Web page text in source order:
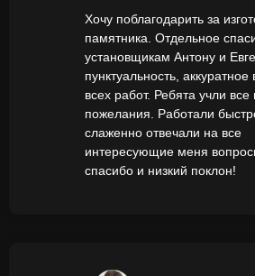
Хочу поблагодарить за
памятника. Отдельное
установщикам Антону и
пунктуальность,
всех работ. Ребята учли все
пожелания. Работали
слаженно отвечали на все
интересующие меня
спасибо и низкий поклон!